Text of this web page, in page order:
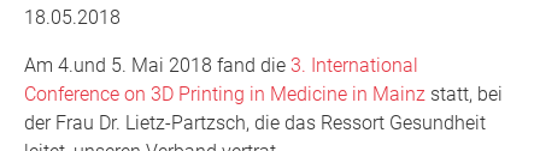
18.05.2018
Am 4.und 5. Mai 2018 fand die 3. International
Conference on 3D Printing in Medicine in Mainz statt, bei
der Frau Dr. Lietz-Partzsch, die das Ressort Gesundheit